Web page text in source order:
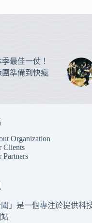
最佳一仗！
準備到快瘋
Organization
Clients
Partners
聞」是一個專注於提供科